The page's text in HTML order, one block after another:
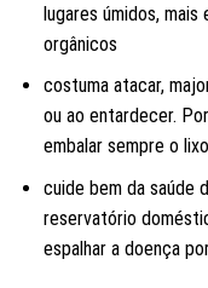
lugares úmidos,
orgânicos
costuma atacar,
ou ao entardecer.
embalar sempre o lixo
cuide bem da saúde
reservatório
espalhar a doença